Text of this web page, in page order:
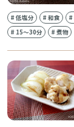
#低塩分 #和食 #
# 15〜30分 #煮物